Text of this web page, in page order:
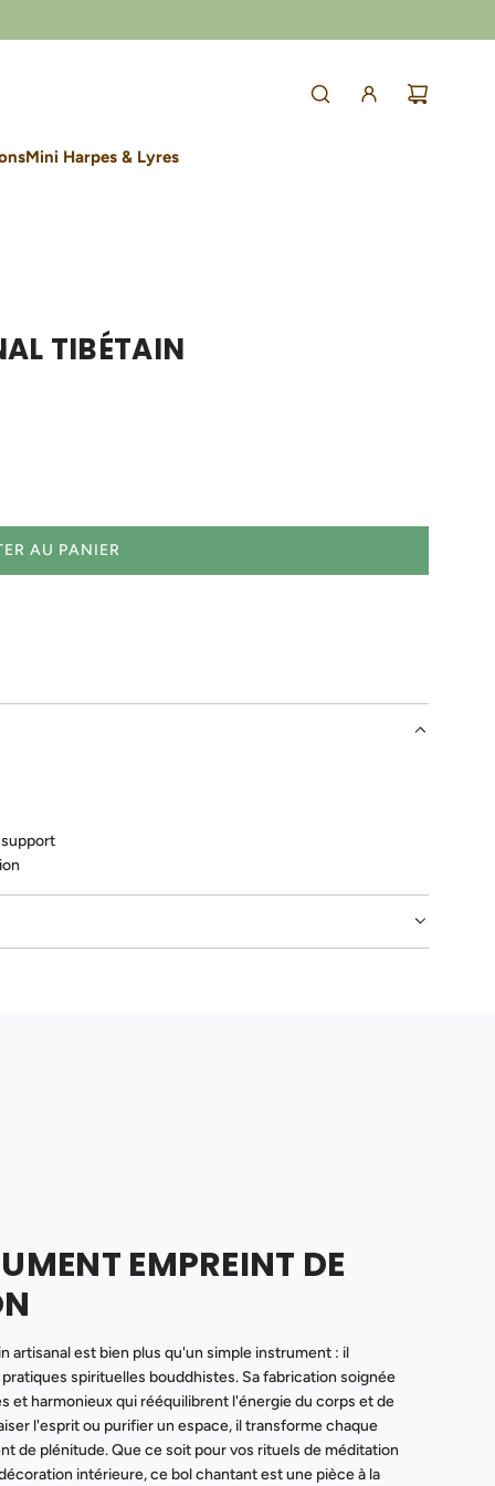
Mini Harpes & Lyres
TIBÉTAIN
AU PANIER
C
M
.
EMPREINT DE
artisanal est bien plus qu'un simple instrument : il
spirituelles bouddhistes. Sa fabrication soignée
et harmonieux qui rééquilibrent l'énergie du corps et de
l'esprit ou purifier un espace, il transforme chaque
de plénitude. Que ce soit pour vos rituels de méditation
intérieure, ce bol chantant est une pièce à la